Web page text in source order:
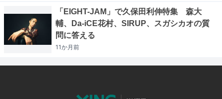
「EIGHT-JAM」で久保田利伸特集 森大
輔、Da-iCE花村、SIRUP、スガシカオの質
問に答える
11か月前